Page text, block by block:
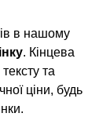
в нашому
. Кінцева
та
ціни, будь